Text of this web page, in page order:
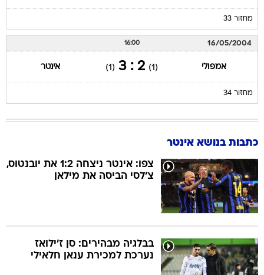
מחזור 33
16/05/2004
16:00
אמפולי (1)
2 : 3
(1) אינטר
מחזור 34
כתבות בנושא אינטר
צפו: אינטר ניצחה 1:2 את יובנטוס,
צ'לסי הביסה את מילאן
בבלגיה מבהירים: סן ז'ילואז
נערכת למכירת ענאן חלאילי